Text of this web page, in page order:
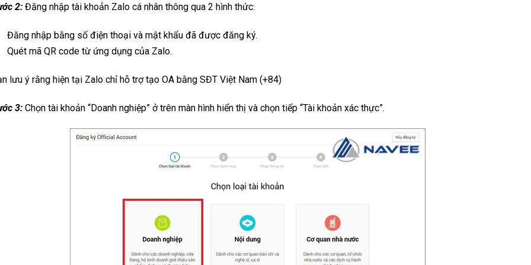
2: Đăng nhập tài khoản Zalo cá nhân thông qua 2 hình thức:
Đăng nhập bằng số điện thoại và mật khẩu đã được đăng ký.
Quét mã QR code từ ứng dụng của Zalo.
lưu ý rằng hiện tại Zalo chỉ hỗ trợ tạo OA bằng SĐT Việt Nam (+84)
3: Chọn tài khoản “Doanh nghiệp” ở trên màn hình hiển thị và chọn tiếp “Tài khoản xác thực”.